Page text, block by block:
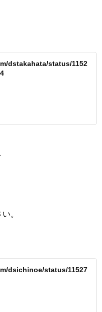
dstakahata/status/1152
。
dsichinoe/status/11527